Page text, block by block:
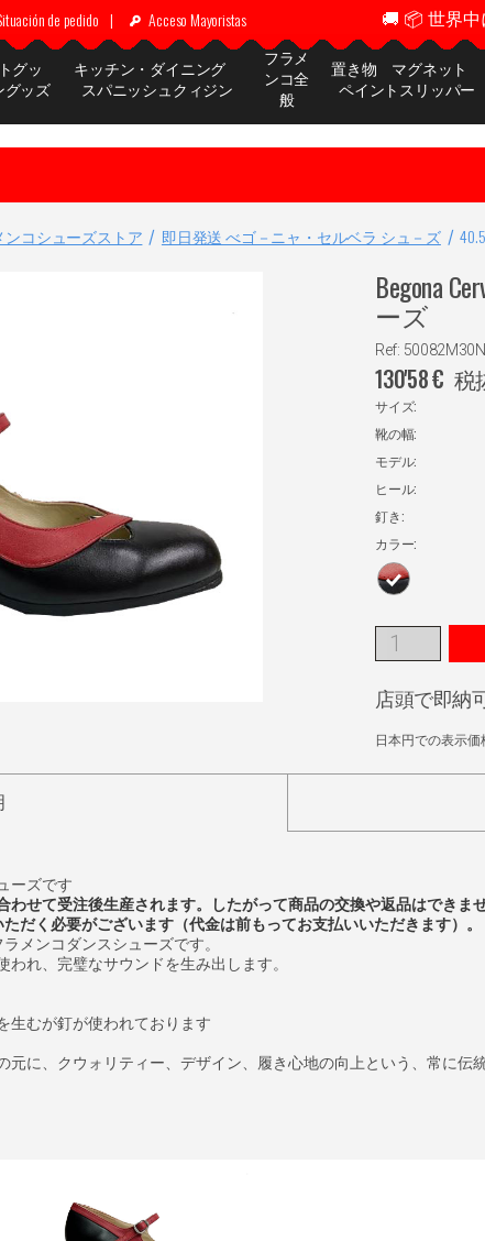
de pedido | Acceso Mayoristas 🚚 📦 世界
グッ
ッズ
キッチン・ダイニング
スパニッシュクィジン
フラメ
ンコ全
般
置き物 マグネット
ペイントスリッパー
ンコシューズストア 即日発送 べゴ－ニャ・セルベラ シュ－ズ 40.5
Begona
ーズ
Ref:
130'58€ 税
サイズ:
靴の幅:
モデル:
ヒール:
釘き:
カラー:
店頭で即納
日本円での表示
ーズです
わせて受注後生産されます。したがって商品の交換や返品はできま
だく必要がございます（代金は前もってお支払いいただきます）。
メンコダンスシューズです。
れ、完璧なサウンドを生み出します。
生むが釘が使われております
元に、クウォリティー、デザイン、履き心地の向上という、常に伝